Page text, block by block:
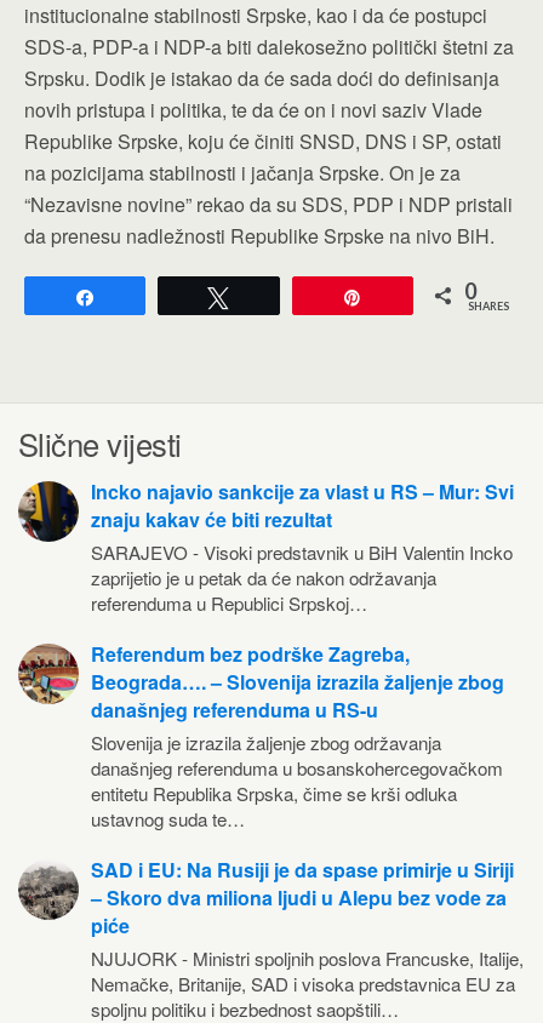
institucionalne stabilnosti Srpske, kao i da će postupci
SDS-a, PDP-a i NDP-a biti dalekosežno politički štetni za
Srpsku. Dodik je istakao da će sada doći do definisanja
novih pristupa i politika, te da će on i novi saziv Vlade
Republike Srpske, koju će činiti SNSD, DNS i SP, ostati
na pozicijama stabilnosti i jačanja Srpske. On je za
“Nezavisne novine” rekao da su SDS, PDP i NDP pristali
da prenesu nadležnosti Republike Srpske na nivo BiH.
0
SHARES
Slične vijesti
Incko najavio sankcije za vlast u RS – Mur: Svi
znaju kakav će biti rezultat
SARAJEVO - Visoki predstavnik u BiH Valentin Incko
zaprijetio je u petak da će nakon održavanja
referenduma u Republici Srpskoj…
Referendum bez podrške Zagreba,
Beograda…. – Slovenija izrazila žaljenje zbog
današnjeg referenduma u RS-u
Slovenija je izrazila žaljenje zbog održavanja
današnjeg referenduma u bosanskohercegovačkom
entitetu Republika Srpska, čime se krši odluka
ustavnog suda te…
SAD i EU: Na Rusiji je da spase primirje u Siriji
– Skoro dva miliona ljudi u Alepu bez vode za
piće
NJUJORK - Ministri spoljnih poslova Francuske, Italije,
Nemačke, Britanije, SAD i visoka predstavnica EU za
spoljnu politiku i bezbednost saopštili…